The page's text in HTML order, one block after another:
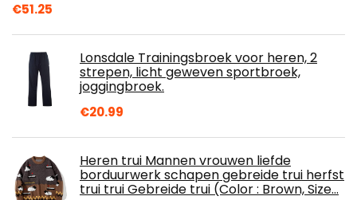
€51.25
Lonsdale Trainingsbroek voor heren, 2
strepen, licht geweven sportbroek,
joggingbroek.
€20.99
Heren trui Mannen vrouwen liefde
borduurwerk schapen gebreide trui herfst
trui trui Gebreide trui (Color : Brown, Size…